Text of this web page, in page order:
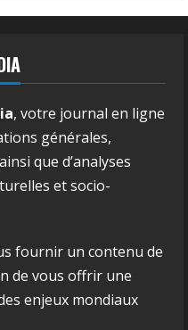
, votre journal en ligne
générales,
que d’analyses
et socio-
fournir un contenu de
de vous offrir une
enjeux mondiaux